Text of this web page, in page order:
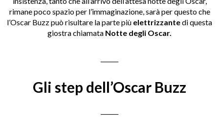
rimane poco spazio per l’immaginazione, sarà per questo che
l’Oscar Buzz può risultare la parte più elettrizzantedi questa
giostra chiamata Notte degli Oscar.
Gli step dell’Oscar Buzz